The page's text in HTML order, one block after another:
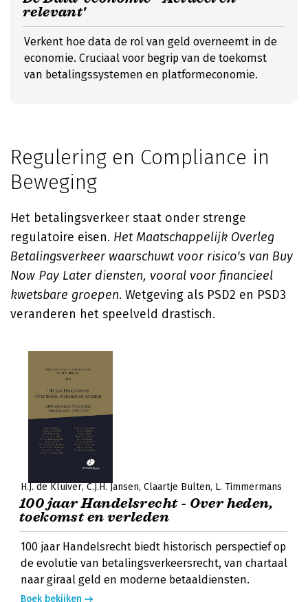
relevant'
Verkent hoe data de rol van geld overneemt in de
economie. Cruciaal voor begrip van de toekomst
van betalingssystemen en platformeconomie.
Regulering en Compliance in
Beweging
Het betalingsverkeer staat onder strenge
regulatoire eisen. Het Maatschappelijk Overleg
Betalingsverkeer waarschuwt voor risico's van Buy
Now Pay Later diensten, vooral voor financieel
kwetsbare groepen. Wetgeving als PSD2 en PSD3
veranderen het speelveld drastisch.
H.J. de Kluiver C.J.H. Jansen Claartje Bulten L. Timmermans
100 jaar Handelsrecht - Over heden,
toekomst en verleden
100 jaar Handelsrecht biedt historisch perspectief op
de evolutie van betalingsverkeersrecht, van chartaal
naar giraal geld en moderne betaaldiensten.
Boek bekijken